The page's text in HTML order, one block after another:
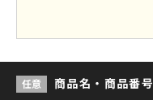
商品名・商品番号
任意